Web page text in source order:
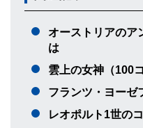
オーストリアのア
は
雲上の女神（100
フランツ・ヨーゼ
レオポルト1世の